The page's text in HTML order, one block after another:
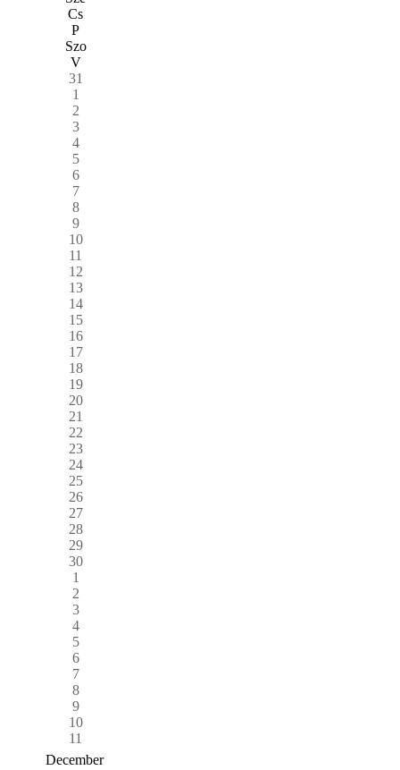
Cs
P
Szo
V
31
1
2
3
4
5
6
7
8
9
10
11
12
13
14
15
16
17
18
19
20
21
22
23
24
25
26
27
28
29
30
1
2
3
4
5
6
7
8
9
10
11
December